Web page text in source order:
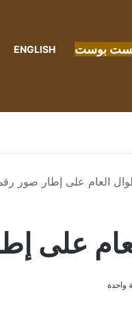
بوست ENGLISH
العام على إطار صور
على
واحدة